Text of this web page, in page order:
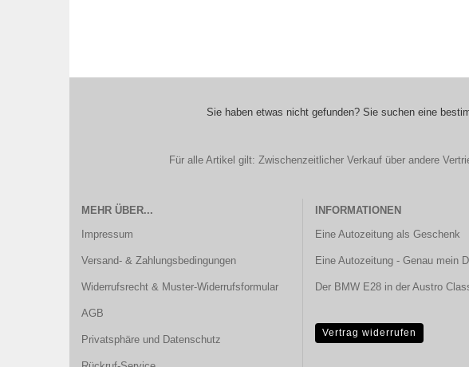
Sie haben etwas nicht gefunden? Sie suchen eine
Für alle Artikel gilt: Zwischenzeitlicher Verkauf über andere
MEHR ÜBER...
Impressum
Versand- & Zahlungsbedingungen
Widerrufsrecht & Muster-Widerrufsformular
AGB
Privatsphäre und Datenschutz
INFORMATIONEN
Eine Autozeitung als Geschenk
Eine Autozeitung - Genau mein
Der BMW E28 in der Austro
Vertrag widerrufen